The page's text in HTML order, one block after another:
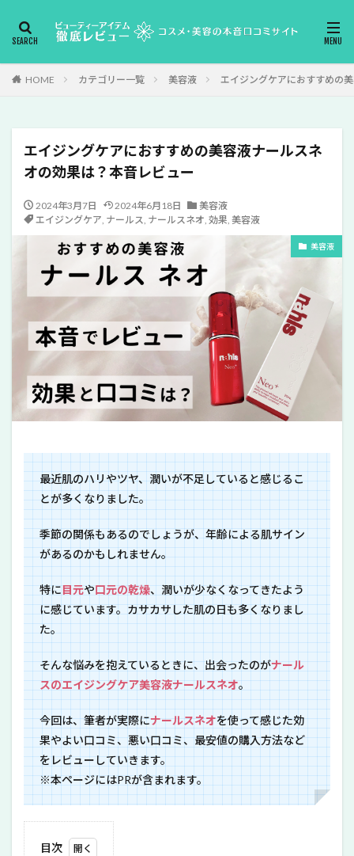
HOME カテゴリー一覧 美容液 エイジングケアにおすすめの
エイジングケアにおすすめの美容液ナールスネ
オの効果は？本音レビュー
2024年3月7日 2024年6月18日
美容液
エイジングケア, ナールス, ナールスネオ, 効果, 美容液
美容液
最近肌のハリやツヤ、潤いが不足していると感じるこ
とが多くなりました。
季節の関係もあるのでしょうが、年齢による肌サイン
があるのかもしれません。
特に目元や口元の乾燥、潤いが少なくなってきたよう
に感じています。カサカサした肌の日も多くなりまし
た。
そんな悩みを抱えているときに、出会ったのがナール
スのエイジングケア美容液ナールスネオ。
今回は、筆者が実際にナールスネオを使って感じた効
果やよい口コミ、悪い口コミ、最安値の購入方法など
をレビューしていきます。
※本ページにはPRが含まれます。
目次